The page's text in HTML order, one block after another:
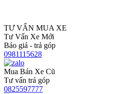
TƯ VẤN MUA XE
Tư Vấn Xe Mới
Báo giá - trả góp
0981115628
Mua Bán Xe Cũ
Tư vấn trả góp
0825597777